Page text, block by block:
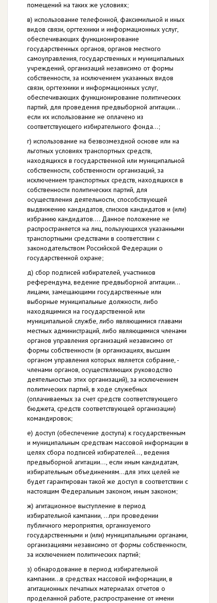
помещений на таких же условиях;
в) использование телефонной, факсимильной и иных
видов связи, оргтехники и информационных услуг,
обеспечивающих функционирование
государственных органов, органов местного
самоуправления, государственных и муниципальных
учреждений, организаций независимо от формы
собственности, за исключением указанных видов
связи, оргтехники и информационных услуг,
обеспечивающих функционирование политических
партий, для проведения предвыборной агитации…
если их использование не оплачено из
соответствующего избирательного фонда…;
г) использование на безвозмездной основе или на
льготных условиях транспортных средств,
находящихся в государственной или муниципальной
собственности, собственности организаций, за
исключением транспортных средств, находящихся в
собственности политических партий, для
осуществления деятельности, способствующей
выдвижению кандидатов, списков кандидатов и (или)
избранию кандидатов…. Данное положение не
распространяется на лиц, пользующихся указанными
транспортными средствами в соответствии с
законодательством Российской Федерации о
государственной охране;
д) сбор подписей избирателей, участников
референдума, ведение предвыборной агитации…
лицами, замещающими государственные или
выборные муниципальные должности, либо
находящимися на государственной или
муниципальной службе, либо являющимися главами
местных администраций, либо являющимися членами
органов управления организаций независимо от
формы собственности (в организациях, высшим
органом управления которых является собрание, -
членами органов, осуществляющих руководство
деятельностью этих организаций), за исключением
политических партий, в ходе служебных
(оплачиваемых за счет средств соответствующего
бюджета, средств соответствующей организации)
командировок;
е) доступ (обеспечение доступа) к государственным
и муниципальным средствам массовой информации в
целях сбора подписей избирателей…, ведения
предвыборной агитации…, если иным кандидатам,
избирательным объединениям…для этих целей не
будет гарантирован такой же доступ в соответствии с
настоящим Федеральным законом, иным законом;
ж) агитационное выступление в период
избирательной кампании, …при проведении
публичного мероприятия, организуемого
государственными и (или) муниципальными органами,
организациями независимо от формы собственности,
за исключением политических партий;
з) обнародование в период избирательной
кампании…в средствах массовой информации, в
агитационных печатных материалах отчетов о
проделанной работе, распространение от имени